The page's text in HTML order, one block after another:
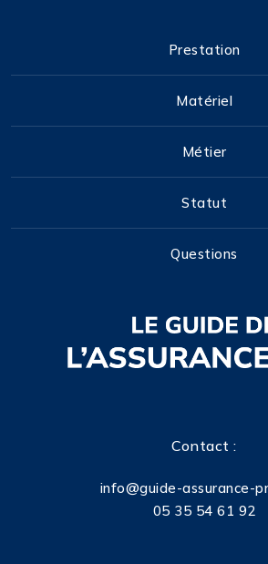
Prestation
Matériel
Métier
Statut
Questions
Contact :
info@guide-assurance-
05 35 54 61 92